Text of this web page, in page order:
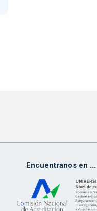
Encuentranos en ...